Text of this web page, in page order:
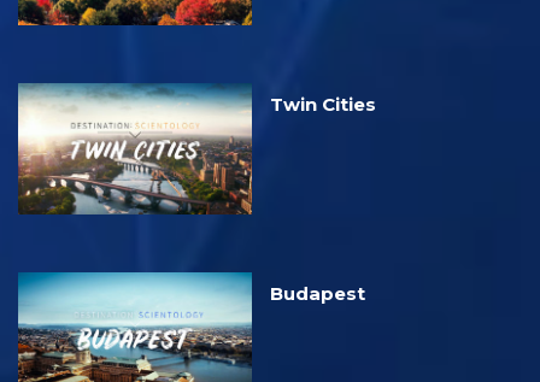
Twin Cities
Budapest